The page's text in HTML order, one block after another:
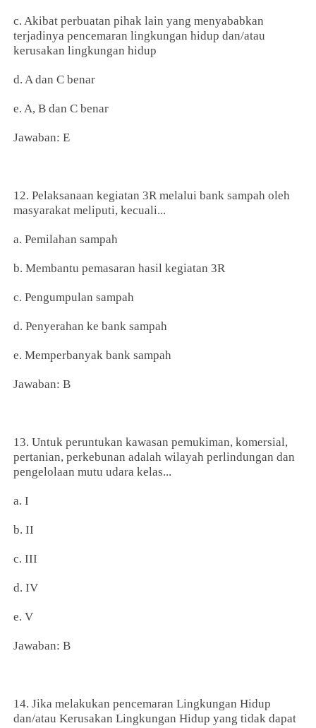
c. Akibat perbuatan pihak lain yang menyababkan
terjadinya pencemaran lingkungan hidup dan/atau
kerusakan lingkungan hidup
d. A dan C benar
e. A, B dan C benar
Jawaban: E
12. Pelaksanaan kegiatan 3R melalui bank sampah oleh
masyarakat meliputi, kecuali...
a. Pemilahan sampah
b. Membantu pemasaran hasil kegiatan 3R
c. Pengumpulan sampah
d. Penyerahan ke bank sampah
e. Memperbanyak bank sampah
Jawaban: B
13. Untuk peruntukan kawasan pemukiman, komersial,
pertanian, perkebunan adalah wilayah perlindungan dan
pengelolaan mutu udara kelas...
a. I
b. II
c. III
d. IV
e. V
Jawaban: B
14. Jika melakukan pencemaran Lingkungan Hidup
dan/atau Kerusakan Lingkungan Hidup yang tidak dapat